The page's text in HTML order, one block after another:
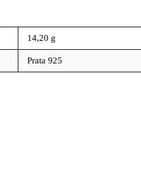
14,20 g
Prata 925